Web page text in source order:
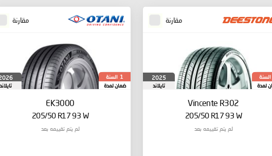
مقارنة
السنة
لمدة
2025
تايلاند
Vincente R302
205/50 R17 93 W
لم يتم تقييمه بعد
مقارنة
1 السنة
ضمان لمدة
تايلاند
EK3000
205/50 R17 93 W
لم يتم تقييمه بعد